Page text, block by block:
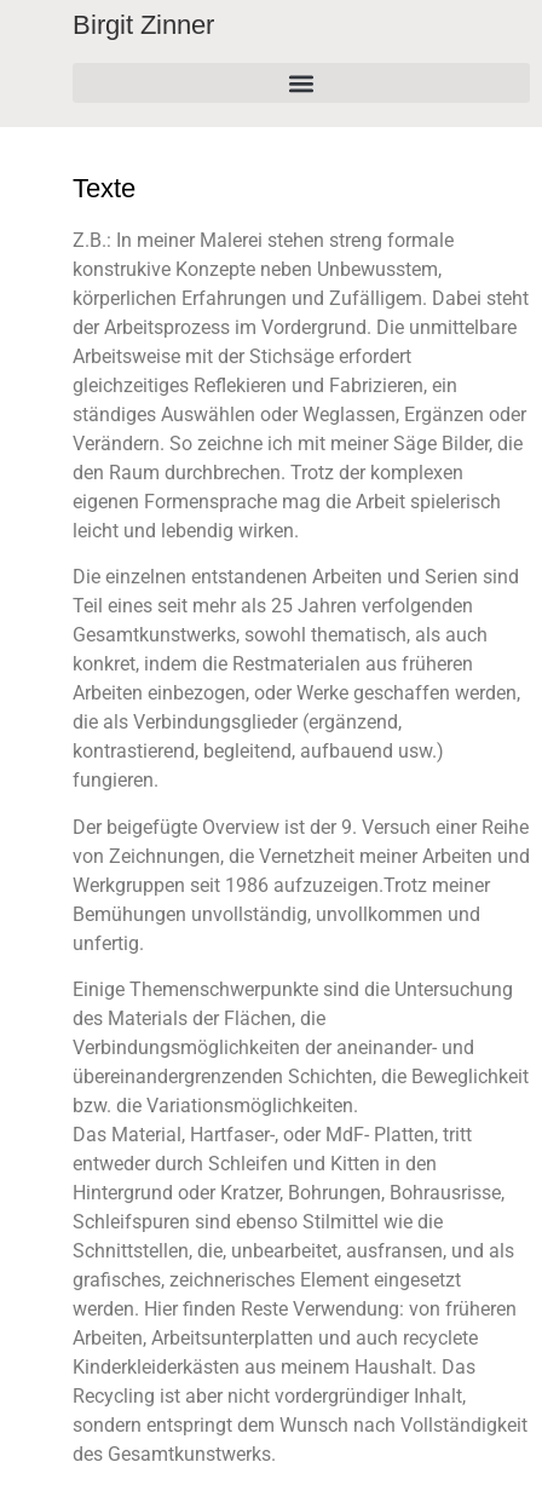
Birgit Zinner
Texte
Z.B.: In meiner Malerei stehen streng formale
konstrukive Konzepte neben Unbewusstem,
körperlichen Erfahrungen und Zufälligem. Dabei steht
der Arbeitsprozess im Vordergrund. Die unmittelbare
Arbeitsweise mit der Stichsäge erfordert
gleichzeitiges Reflekieren und Fabrizieren, ein
ständiges Auswählen oder Weglassen, Ergänzen oder
Verändern. So zeichne ich mit meiner Säge Bilder, die
den Raum durchbrechen. Trotz der komplexen
eigenen Formensprache mag die Arbeit spielerisch
leicht und lebendig wirken.
Die einzelnen entstandenen Arbeiten und Serien sind
Teil eines seit mehr als 25 Jahren verfolgenden
Gesamtkunstwerks, sowohl thematisch, als auch
konkret, indem die Restmaterialen aus früheren
Arbeiten einbezogen, oder Werke geschaffen werden,
die als Verbindungsglieder (ergänzend,
kontrastierend, begleitend, aufbauend usw.)
fungieren.
Der beigefügte Overview ist der 9. Versuch einer Reihe
von Zeichnungen, die Vernetzheit meiner Arbeiten und
Werkgruppen seit 1986 aufzuzeigen.Trotz meiner
Bemühungen unvollständig, unvollkommen und
unfertig.
Einige Themenschwerpunkte sind die Untersuchung
des Materials der Flächen, die
Verbindungsmöglichkeiten der aneinander- und
übereinandergrenzenden Schichten, die Beweglichkeit
bzw. die Variationsmöglichkeiten.
Das Material, Hartfaser-, oder MdF- Platten, tritt
entweder durch Schleifen und Kitten in den
Hintergrund oder Kratzer, Bohrungen, Bohrausrisse,
Schleifspuren sind ebenso Stilmittel wie die
Schnittstellen, die, unbearbeitet, ausfransen, und als
grafisches, zeichnerisches Element eingesetzt
werden. Hier finden Reste Verwendung: von früheren
Arbeiten, Arbeitsunterplatten und auch recyclete
Kinderkleiderkästen aus meinem Haushalt. Das
Recycling ist aber nicht vordergründiger Inhalt,
sondern entspringt dem Wunsch nach Vollständigkeit
des Gesamtkunstwerks.